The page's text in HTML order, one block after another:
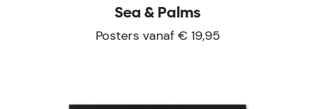
Sea & Palms
Posters vanaf € 19,95